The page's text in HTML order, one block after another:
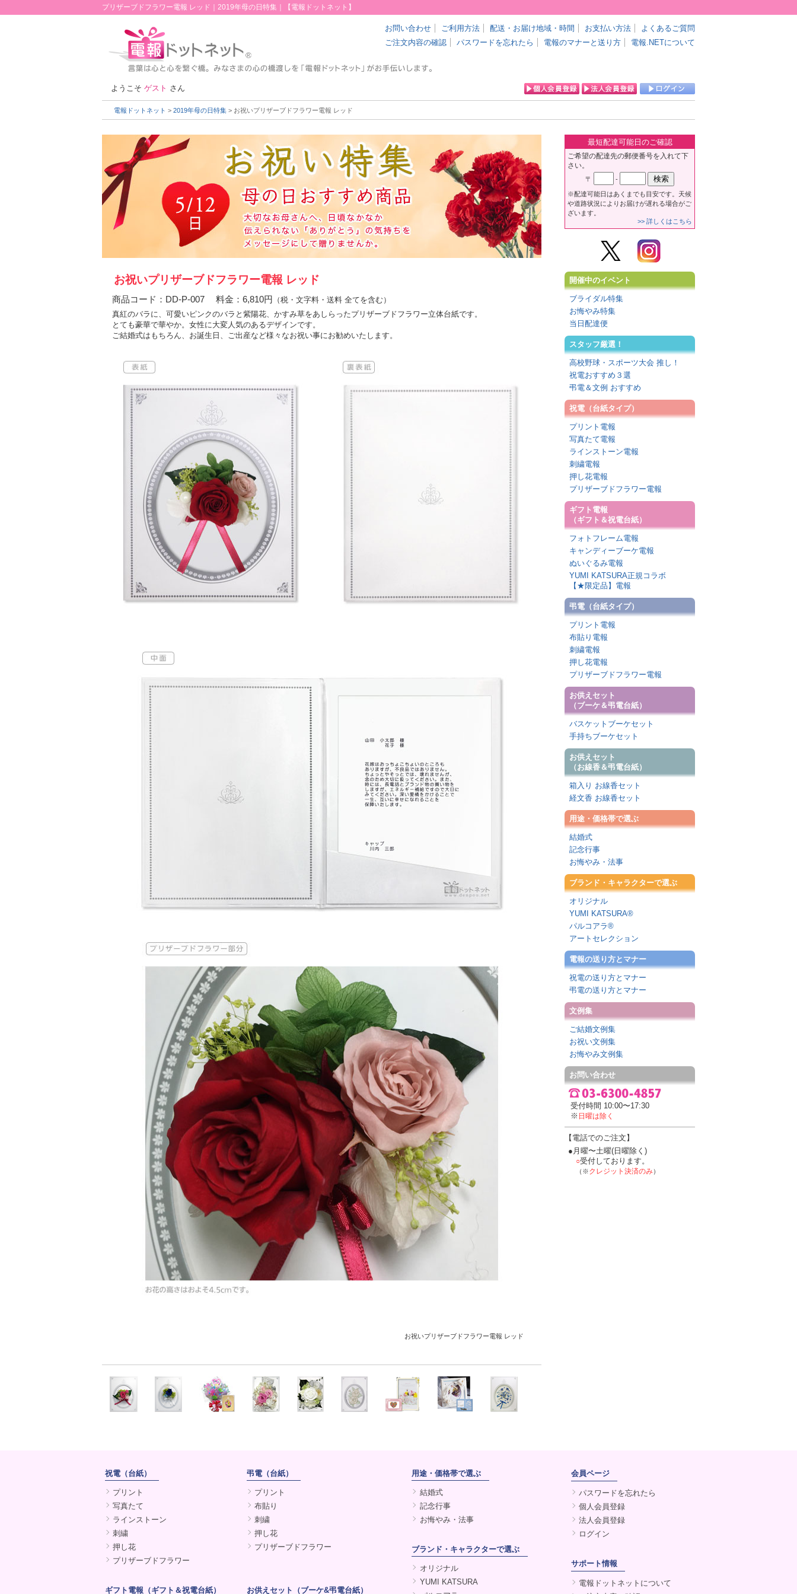
プリザーブドフラワー電報 レッド｜2019年母の日特集｜【電報ドットネット】
お問い合わせ ご利用方法 配送・お届け地域・時間 お支払い方法
よくあるご質問
ご注文内容の確認
パスワードを忘れたら 電報のマナーと送り方 電報.NETについて
ようこそ ゲスト さん
電報ドットネット > 2019年母の日特集 > お祝いプリザーブドフラワー電報 レッド
お祝いプリザーブドフラワー電報 レッド
商品コード：DD-P-007 料金：6,810円
（税・文字料・送料 全てを含む）
真紅のバラに、可愛いピンクのバラと紫陽花、かすみ草をあしらったプリザーブドフラワー立体台紙です。
とても豪華で華やか。女性に大変人気のあるデザインです。
ご結婚式はもちろん、お誕生日、ご出産など様々なお祝い事にお勧めいたします。
お祝いプリザーブドフラワー電報 レッド
最短配達可能日のご確認
ご希望の配達先の郵便番号を入れて下
さい。
〒 -
※配達可能日はあくまでも目安です。天候
や道路状況によりお届けが遅れる場合がご
ざいます。
>> 詳しくはこちら
開催中のイベント
ブライダル特集
お悔やみ特集
当日配達便
スタッフ厳選！
高校野球・スポーツ大会 推し！
祝電おすすめ３選
弔電＆文例 おすすめ
祝電（台紙タイプ）
プリント電報
写真たて電報
ラインストーン電報
刺繍電報
押し花電報
プリザーブドフラワー電報
ギフト電報
（ギフト＆祝電台紙）
フォトフレーム電報
キャンディーブーケ電報
ぬいぐるみ電報
YUMI KATSURA正規コラボ
【★限定品】電報
弔電（台紙タイプ）
プリント電報
布貼り電報
刺繍電報
押し花電報
プリザーブドフラワー電報
お供えセット
（ブーケ＆弔電台紙）
バスケットブーケセット
手持ちブーケセット
お供えセット
（お線香＆弔電台紙）
箱入り お線香セット
経文香 お線香セット
用途・価格帯で選ぶ
結婚式
記念行事
お悔やみ・法事
ブランド・キャラクターで選ぶ
オリジナル
YUMI KATSURA®
パルコアラ®
アートセレクション
電報の送り方とマナー
祝電の送り方とマナー
弔電の送り方とマナー
文例集
ご結婚文例集
お祝い文例集
お悔やみ文例集
お問い合わせ
受付時間 10:00〜17:30
※ 日曜は除く
【電話でのご注文】
●月曜〜土曜(日曜除く)
○受付しております。
（※クレジット決済のみ）
祝電（台紙）
プリント
写真たて
ラインストーン
刺繍
押し花
プリザーブドフラワー
ギフト電報（ギフト＆祝電台紙）
弔電（台紙）
プリント
布貼り
刺繍
押し花
プリザーブドフラワー
お供えセット（ブーケ&弔電台紙）
用途・価格帯で選ぶ
結婚式
記念行事
お悔やみ・法事
ブランド・キャラクターで選ぶ
オリジナル
YUMI KATSURA
会員ページ
パスワードを忘れたら
個人会員登録
法人会員登録
ログイン
サポート情報
電報ドットネットについて